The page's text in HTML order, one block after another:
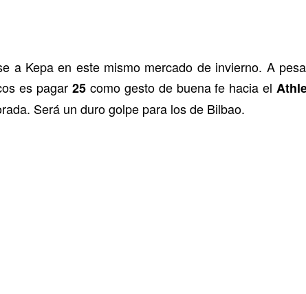
a Kepa en este mismo mercado de invierno. A
es pagar 25como gesto de buena fe hacia el
Será un duro golpe para los de Bilbao.